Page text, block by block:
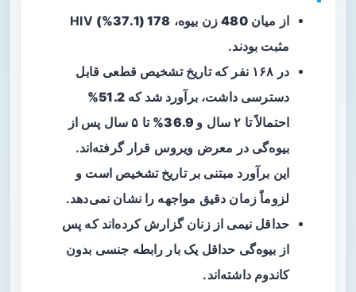
از میان480زن بیوه، 178 (37.1%)
HIV
مثبت بودند.
در ۱۶۸ نفر که تاریخ تشخیص قطعی قابل
دسترسی داشت، برآورد شد که51.2%
احتمالاً تا ۲ سال و
36.9%
تا ۵ سال پس از
بیوه‌گی در معرض ویروس قرار گرفته‌اند.
این برآورد مبتنی بر تاریخ تشخیص است و
لزوماً زمان دقیق مواجهه را نشان نمی‌دهد.
حداقل نیمی از زنان گزارش کرده‌اند که پس
از بیوه‌گی حداقل یک بار رابطه جنسی بدون
کاندوم داشته‌اند.